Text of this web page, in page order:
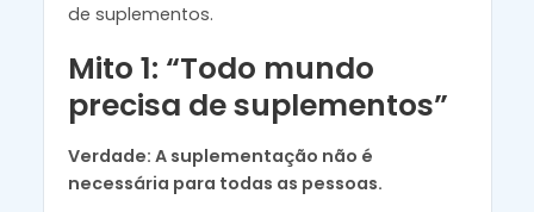
de suplementos.
Mito 1: “Todo mundo
precisa de suplementos”
Verdade: A suplementação não é
necessária para todas as pessoas.